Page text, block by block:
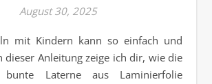
August 30, 2025
dieser Anleitung zeige ich dir, wie die
Laterne aus Laminierfolie